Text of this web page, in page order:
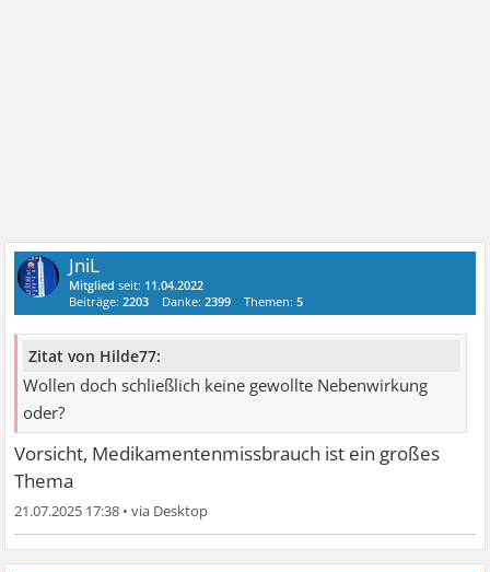
JniL
Mitglied seit: 11.04.2022
Beiträge:2203 Danke:2399 Themen:5
Zitat von Hilde77:
Wollen doch schließlich keine gewollte Nebenwirkung
oder?
Vorsicht, Medikamentenmissbrauch ist ein großes
Thema
21.07.2025 17:38 •